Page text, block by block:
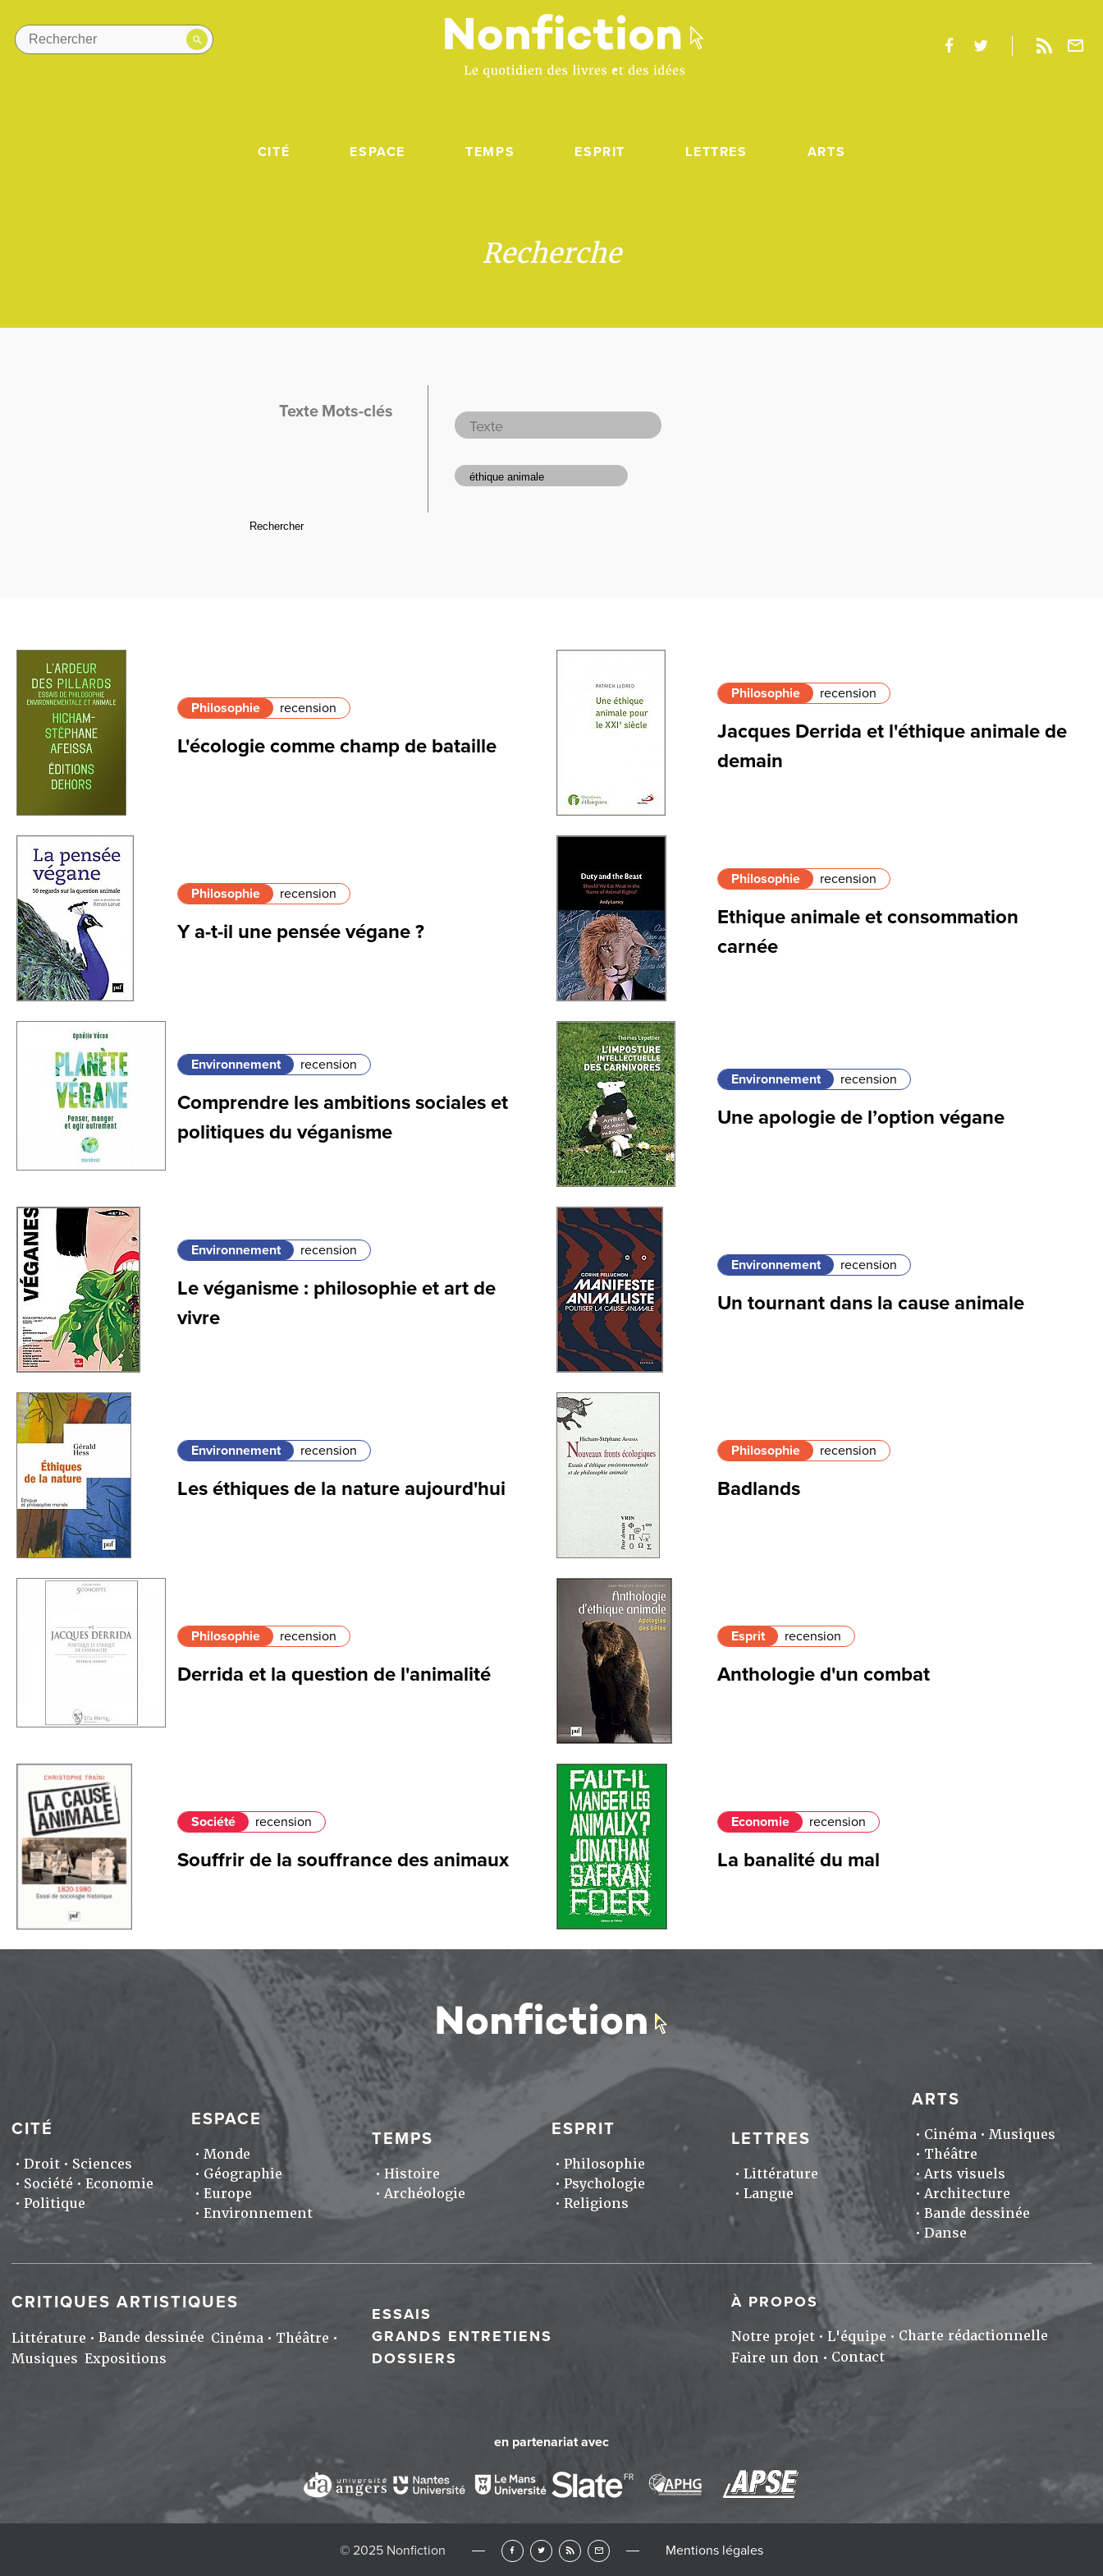
CITÉ ESPACE TEMPS ESPRIT LETTRES ARTS
Recherche
Texte Mots-clés
Philosophie recension
L'écologie comme champ de bataille
Philosophie recension
Jacques Derrida et l'éthique animale de
demain
Philosophie recension
Y a-t-il une pensée végane ?
Philosophie recension
Ethique animale et consommation
carnée
Environnement recension
Comprendre les ambitions sociales et
politiques du véganisme
Environnement recension
Une apologie de l’option végane
Environnement recension
Le véganisme : philosophie et art de
vivre
Environnement recension
Un tournant dans la cause animale
Environnement recension
Les éthiques de la nature aujourd'hui
Philosophie recension
Badlands
Philosophie recension
Derrida et la question de l'animalité
Esprit recension
Anthologie d'un combat
Société recension
Souffrir de la souffrance des animaux
Economie recension
La banalité du mal
CITÉ
Droit
Sciences
Société
Economie
Politique
ESPACE
Monde
Géographie
Europe
Environnement
TEMPS
Histoire
Archéologie
ESPRIT
Philosophie
Psychologie
Religions
LETTRES
Littérature
Langue
ARTS
Cinéma
Musiques
Théâtre
Arts visuels
Architecture
Bande dessinée
Danse
CRITIQUES ARTISTIQUES
Littérature Bande dessinée Cinéma
Théâtre
Musiques Expositions
ESSAIS
GRANDS ENTRETIENS
DOSSIERS
À PROPOS
Notre projet L'équipe
Charte rédactionnelle
Faire un don
Contact
en partenariat avec
© 2025 Nonfiction Mentions légales